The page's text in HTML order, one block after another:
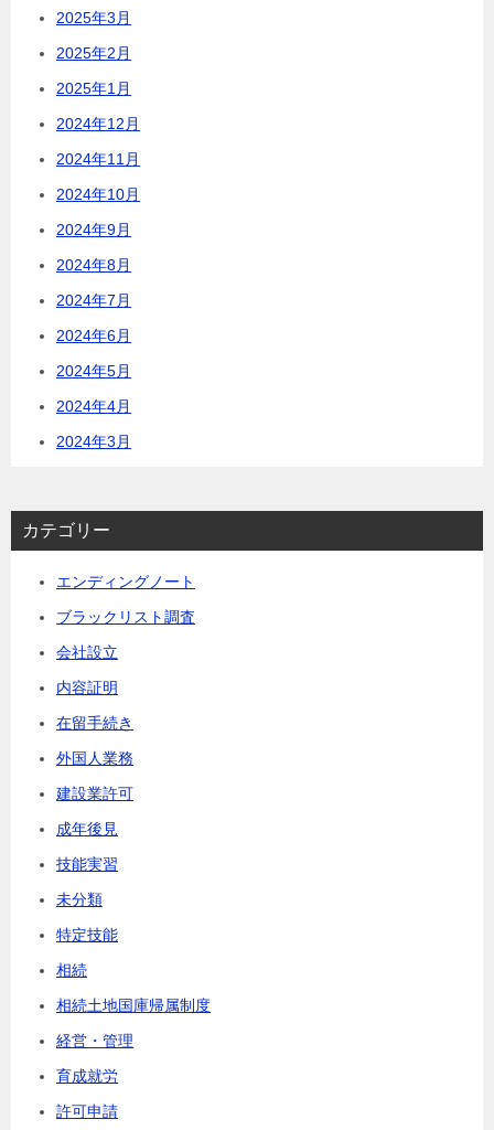
2025年3月
2025年2月
2025年1月
2024年12月
2024年11月
2024年10月
2024年9月
2024年8月
2024年7月
2024年6月
2024年5月
2024年4月
2024年3月
カテゴリー
エンディングノート
ブラックリスト調査
会社設立
内容証明
在留手続き
外国人業務
建設業許可
成年後見
技能実習
未分類
特定技能
相続
相続土地国庫帰属制度
経営・管理
育成就労
許可申請